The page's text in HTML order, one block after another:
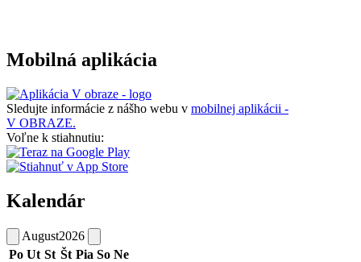
Mobilná aplikácia
Sledujte informácie z nášho webu v mobilnej aplikácii -
V OBRAZE.
Voľne k stiahnutiu:
Kalendár
August2026
Po Ut St Št Pia So Ne